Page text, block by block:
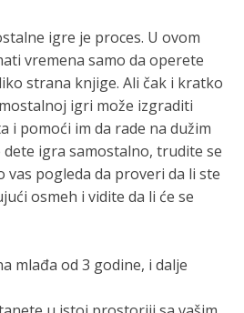
igre je proces. U ovom
vremena samo da operete
strana knjige. Ali čak i kratko
igri može izgraditi
i pomoći im da rade na dužim
dete igra samostalno, trudite se
vas pogleda da proveri da li ste
osmeh i vidite da li će se
mlađa od 3 godine, i dalje